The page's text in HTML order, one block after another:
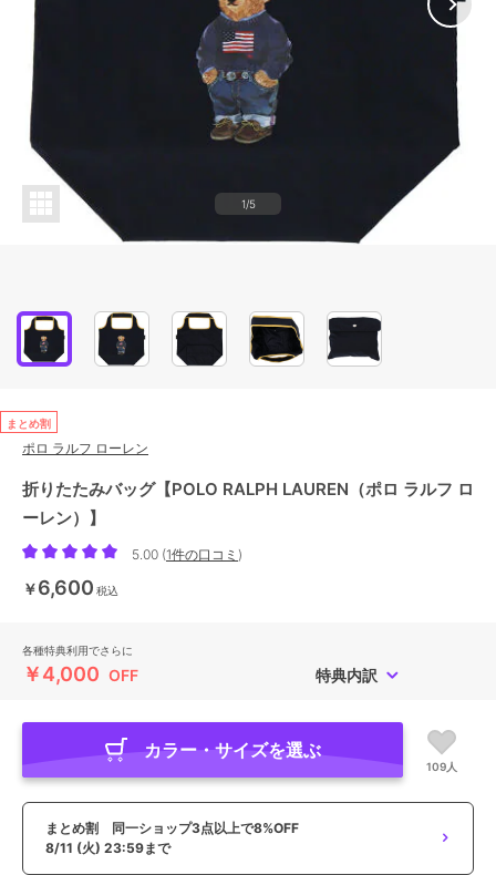
1/5
まとめ割
ポロ ラルフ ローレン
折りたたみバッグ【POLO RALPH LAUREN（ポロ ラルフ ロ
ーレン）】
5.00 (1件の口コミ )
￥6,600 税込
各種特典利用でさらに
￥4,000 OFF 特典内訳
カラー・サイズを選ぶ
109人
まとめ割 同一ショップ3点以上で8%OFF
8/11 (火) 23:59まで